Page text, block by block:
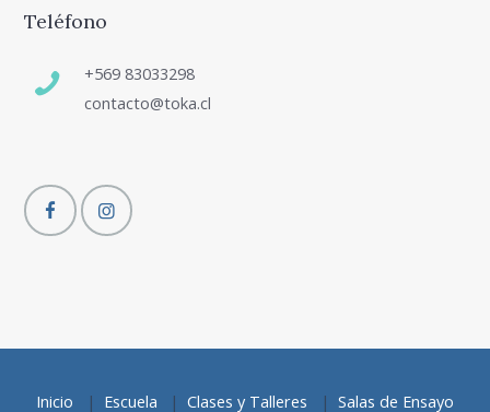
Teléfono
+569 83033298
contacto@toka.cl
Inicio Escuela Clases y Talleres Salas de Ensayo